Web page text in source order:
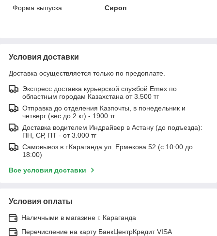
Форма выпуска
Сироп
Условия доставки
Доставка осуществляется только по предоплате.
Экспресс доставка курьерской службой Emex по
областным городам Казахстана от 3.500 тг
Отправка до отделения Казпочты, в понедельник и
четверг (вес до 2 кг) - 1900 тг.
Доставка водителем Индрайвер в Астану (до подъезда):
ПН, СР, ПТ - от 3.000 тг
Самовывоз в г.Караганда ул. Ермекова 52 (с 10:00 до
18:00)
Все условия доставки
Условия оплаты
Наличными в магазине г. Караганда
Перечисление на карту БанкЦентрКредит VISA